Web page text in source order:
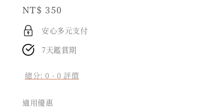
Regular
price
NT$ 350
安心多元支付
7天鑑賞期
總分:0 - 0 評價
適用優惠